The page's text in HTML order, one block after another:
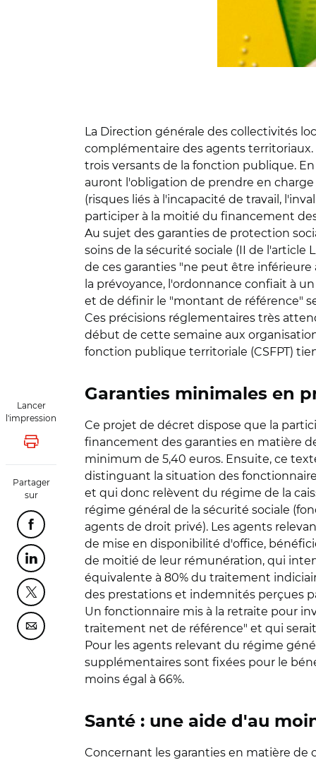
Lancer
l'impression
Lancer l'impression
Partager
sur
Partager cette page sur Facebook
Partager cette page sur Linkedin
Partager cette page sur Twitter
Partager cette page sur Courriel
La Direction générale des collectivités
complémentaire des agents
trois versants de la fonction publique.
auront l'obligation de prendre en
(risques liés à l'incapacité de travail,
participer à la moitié du financement
Au sujet des garanties de protection
soins de la sécurité sociale (II de l'article
de ces garanties "ne peut être
la prévoyance, l'ordonnance confiait à
et de définir le "montant de référence"
Ces précisions réglementaires très
début de cette semaine aux
fonction publique territoriale (CSFPT)
Garanties minimales en
Ce projet de décret dispose que la
financement des garanties en matière
minimum de 5,40 euros. Ensuite, ce
distinguant la situation des
et qui donc relèvent du régime de la
régime général de la sécurité sociale
agents de droit privé). Les agents
de mise en disponibilité d'office,
de moitié de leur rémunération, qui
équivalente à 80% du traitement
des prestations et indemnités perçues
Un fonctionnaire mis à la retraite pour
traitement net de référence" et qui
Pour les agents relevant du régime
supplémentaires sont fixées pour le
moins égal à 66%.
Santé : une aide d'au
Concernant les garanties en matière